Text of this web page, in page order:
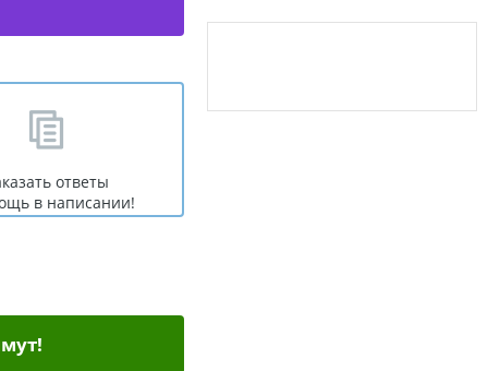
ответы
в написании!